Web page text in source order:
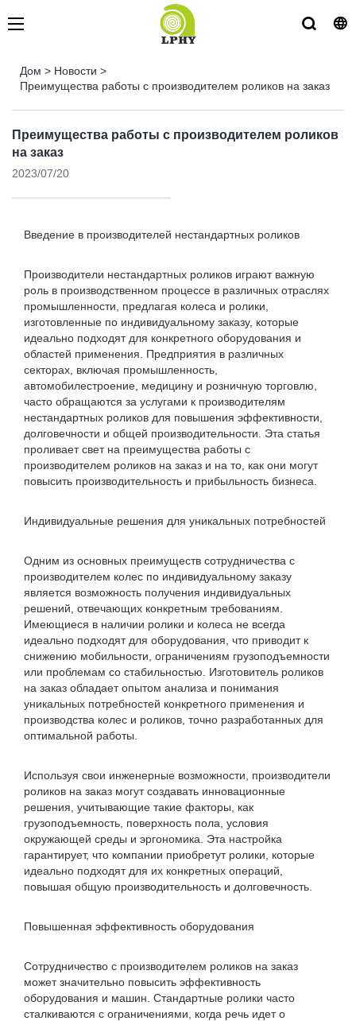
Дом > Новости >
Преимущества работы с производителем роликов на заказ
Преимущества работы с производителем роликов
на заказ
2023/07/20
Введение в производителей нестандартных роликов
Производители нестандартных роликов играют важную
роль в производственном процессе в различных отраслях
промышленности, предлагая колеса и ролики,
изготовленные по индивидуальному заказу, которые
идеально подходят для конкретного оборудования и
областей применения. Предприятия в различных
секторах, включая промышленность,
автомобилестроение, медицину и розничную торговлю,
часто обращаются за услугами к производителям
нестандартных роликов для повышения эффективности,
долговечности и общей производительности. Эта статья
проливает свет на преимущества работы с
производителем роликов на заказ и на то, как они могут
повысить производительность и прибыльность бизнеса.
Индивидуальные решения для уникальных потребностей
Одним из основных преимуществ сотрудничества с
производителем колес по индивидуальному заказу
является возможность получения индивидуальных
решений, отвечающих конкретным требованиям.
Имеющиеся в наличии ролики и колеса не всегда
идеально подходят для оборудования, что приводит к
снижению мобильности, ограничениям грузоподъемности
или проблемам со стабильностью. Изготовитель роликов
на заказ обладает опытом анализа и понимания
уникальных потребностей конкретного применения и
производства колес и роликов, точно разработанных для
оптимальной работы.
Используя свои инженерные возможности, производители
роликов на заказ могут создавать инновационные
решения, учитывающие такие факторы, как
грузоподъемность, поверхность пола, условия
окружающей среды и эргономика. Эта настройка
гарантирует, что компании приобретут ролики, которые
идеально подходят для их конкретных операций,
повышая общую производительность и долговечность.
Повышенная эффективность оборудования
Сотрудничество с производителем роликов на заказ
может значительно повысить эффективность
оборудования и машин. Стандартные ролики часто
сталкиваются с ограничениями, когда речь идет о